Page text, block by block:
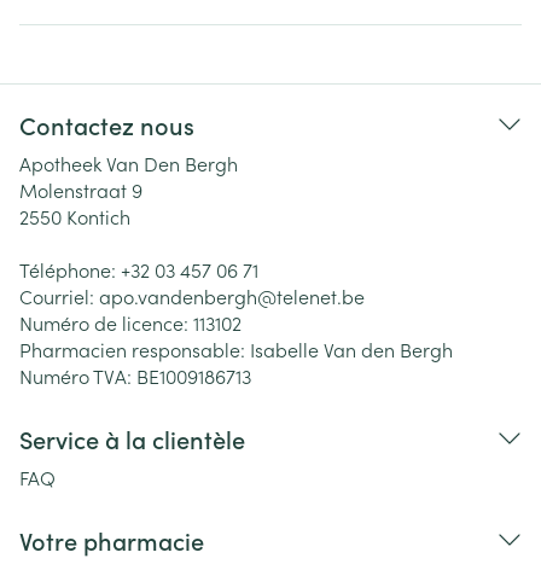
Contactez nous
Apotheek Van Den Bergh
Molenstraat 9
2550 Kontich
Téléphone: +32 03 457 06 71
Courriel: apo.vandenbergh@telenet.be
Numéro de licence: 113102
Pharmacien responsable: Isabelle Van den Bergh
Numéro TVA: BE1009186713
Service à la clientèle
FAQ
Votre pharmacie